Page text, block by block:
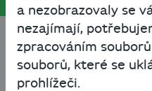
Články o
a nezobrazovaly se
nezajímají,
zpracováním
souborů, které se
prohlížeči.